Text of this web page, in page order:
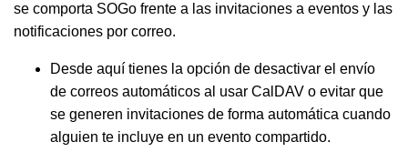
se comporta SOGo frente a las invitaciones a eventos y las
notificaciones por correo.
Desde aquí tienes la opción de desactivar el envío
de correos automáticos al usar CalDAV o evitar que
se generen invitaciones de forma automática cuando
alguien te incluye en un evento compartido.